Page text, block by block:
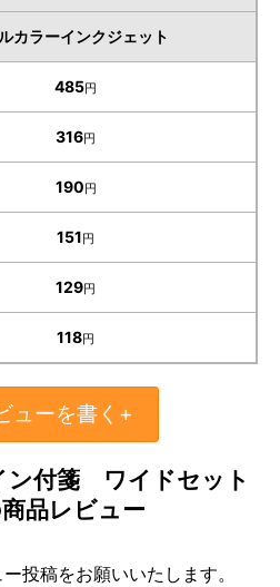
カラーインクジェット
485円
316円
190円
151円
129円
118円
ューを書く+
ン付箋 ワイドセット
商品レビュー
投稿をお願いいたします。